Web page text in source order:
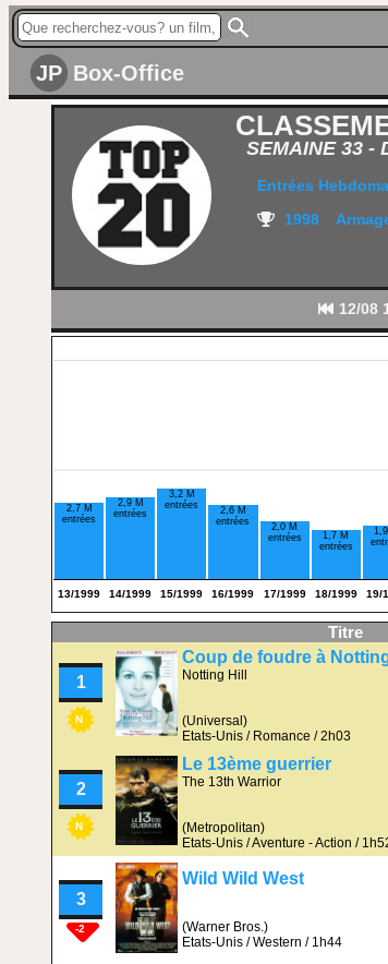
JP Box-Office
SEMAINE 33 -
Entrées
1998
12/08
13/1999
2,7 M
entrées
14/1999
2,9 M
entrées
15/1999
3,2 M
entrées
16/1999
2,6 M
entrées
17/1999
2,0 M
entrées
18/1999
1,7 M
entrées
19/
Titre
1
N
Coup de foudre à Notting
Notting Hill
(Universal)
Etats-Unis / Romance / 2h03
2
N
Le 13ème guerrier
The 13th Warrior
(Metropolitan)
Etats-Unis / Aventure - Action /
3
-2
Wild Wild West
(Warner Bros.)
Etats-Unis / Western / 1h44